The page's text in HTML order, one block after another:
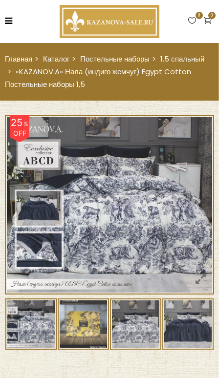
0
0
Главная Каталог Постельные наборы
1.5 спальный
«KAZANOV.A» Нала (индиго жемчуг) Egypt Cotton
Постельные наборы 1,5
25%
OFF